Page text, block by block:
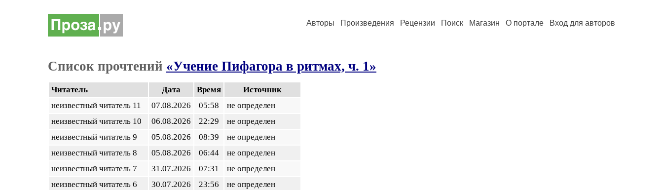
Авторы Произведения Рецензии Поиск Магазин О портале Вход для авторов
Список прочтений «Учение Пифагора в ритмах, ч. 1»
Читатель Дата Время
Источник
неизвестный читатель 11
07.08.2026 05:58
не определен
неизвестный читатель 10
06.08.2026 22:29
не определен
неизвестный читатель 9
05.08.2026 08:39
не определен
неизвестный читатель 8
05.08.2026 06:44
не определен
неизвестный читатель 7
31.07.2026 07:31
не определен
неизвестный читатель 6
30.07.2026 23:56
не определен